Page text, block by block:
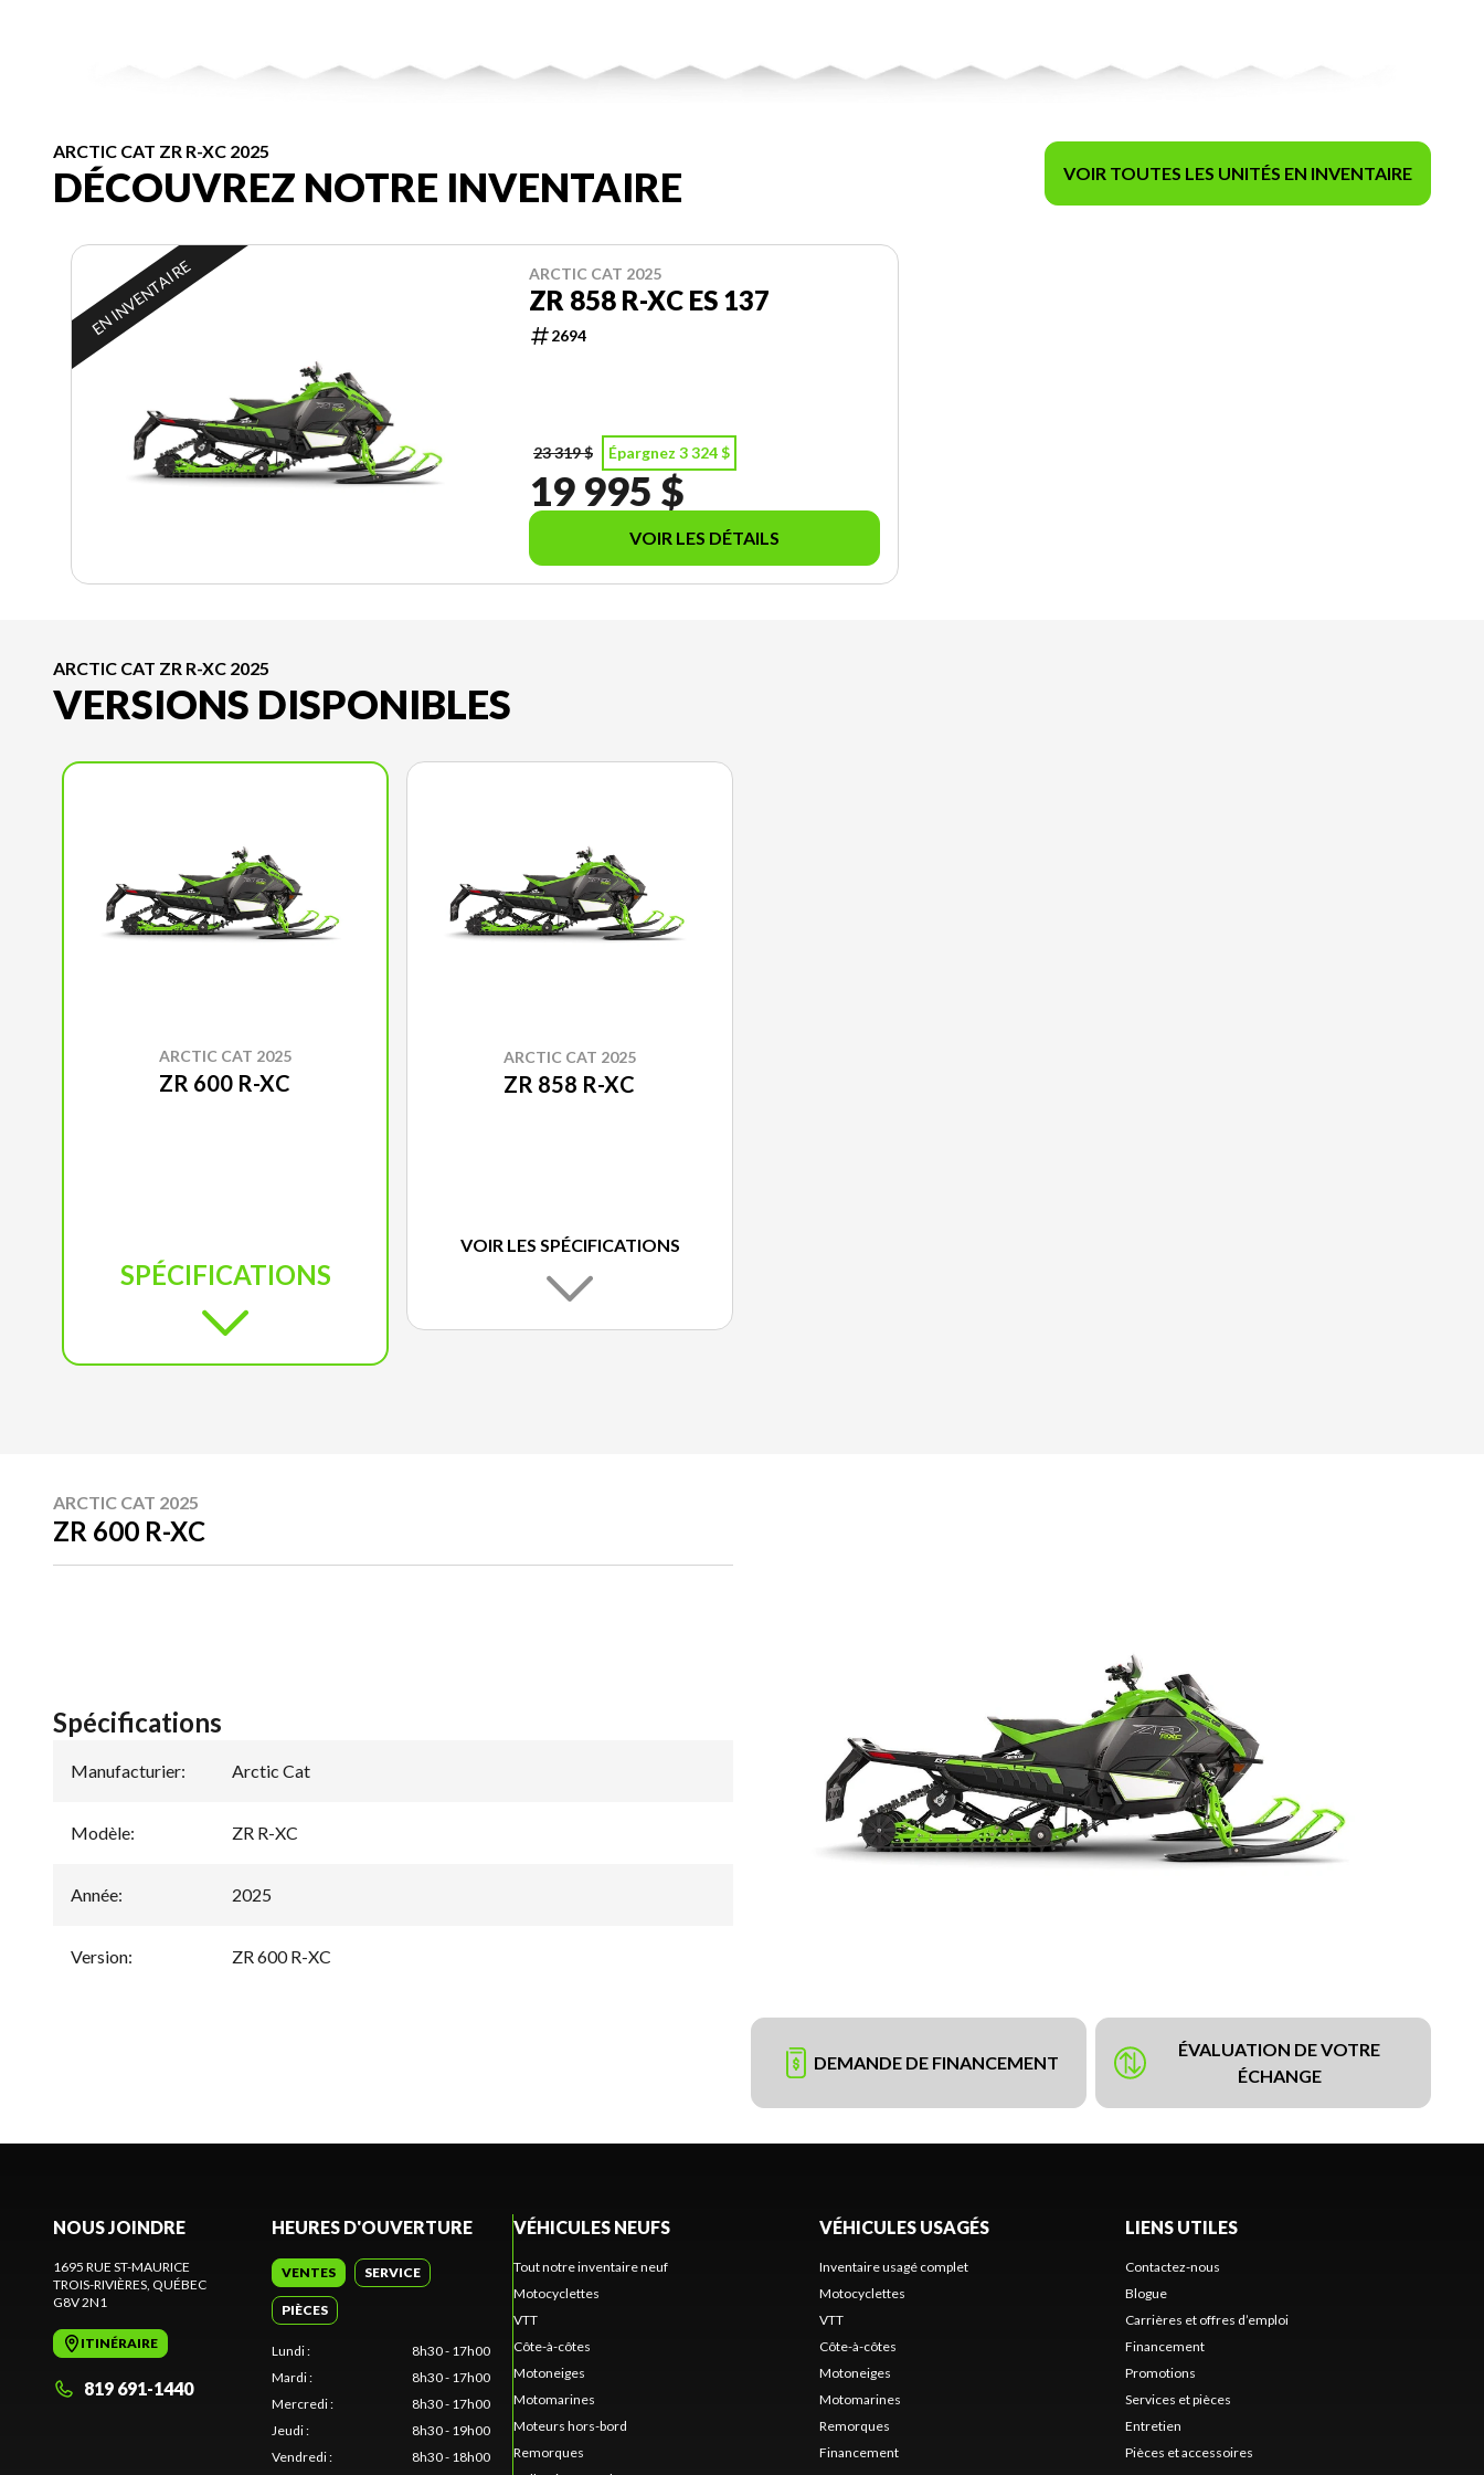
ARCTIC CAT ZR R-XC 2025
DÉCOUVREZ NOTRE INVENTAIRE VOIR TOUTES LES UNITÉS EN INVENTAIRE
EN INVENTAIRE ARCTIC CAT 2025
ZR 858 R-XC ES 137
2694
23 319 $ Épargnez 3 324 $
19 995 $
VOIR LES DÉTAILS
ARCTIC CAT ZR R-XC 2025
VERSIONS DISPONIBLES
ARCTIC CAT 2025
ZR 600 R-XC
SPÉCIFICATIONS
ARCTIC CAT 2025
ZR 858 R-XC
VOIR LES SPÉCIFICATIONS
ARCTIC CAT 2025
ZR 600 R-XC
DEMANDE DE FINANCEMENT
ÉVALUATION DE VOTRE
ÉCHANGE
Spécifications
Manufacturier: Arctic Cat
Modèle: ZR R-XC
Année: 2025
Version: ZR 600 R-XC
NOUS JOINDRE
1695 RUE ST-MAURICE
TROIS-RIVIÈRES, QUÉBEC
G8V 2N1
ITINÉRAIRE
819 691-1440
HEURES D'OUVERTURE
VENTES SERVICE
PIÈCES
Lundi:
8h30 - 17h00
Mardi:
8h30 - 17h00
Mercredi:
8h30 - 17h00
Jeudi:
8h30 - 19h00
Vendredi: 8h30 - 18h00
VÉHICULES NEUFS
Tout notre inventaire neuf
Motocyclettes
VTT
Côte-à-côtes
Motoneiges
Motomarines
Moteurs hors-bord
Remorques
VÉHICULES USAGÉS
Inventaire usagé complet
Motocyclettes
VTT
Côte-à-côtes
Motoneiges
Motomarines
Remorques
Financement
LIENS UTILES
Contactez-nous
Blogue
Carrières et offres d’emploi
Financement
Promotions
Services et pièces
Entretien
Pièces et accessoires